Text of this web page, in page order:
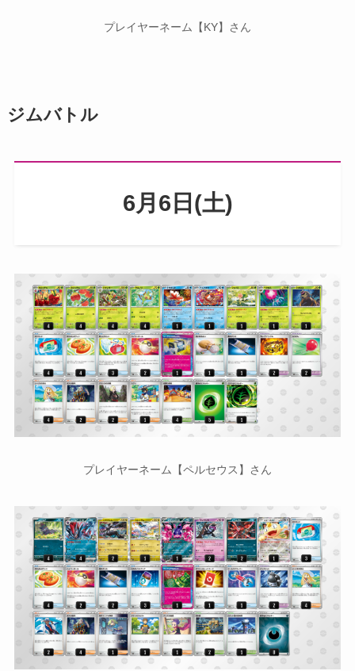
プレイヤーネーム【KY】さん
ジムバトル
6月6日(土)
プレイヤーネーム【ペルセウス】さん